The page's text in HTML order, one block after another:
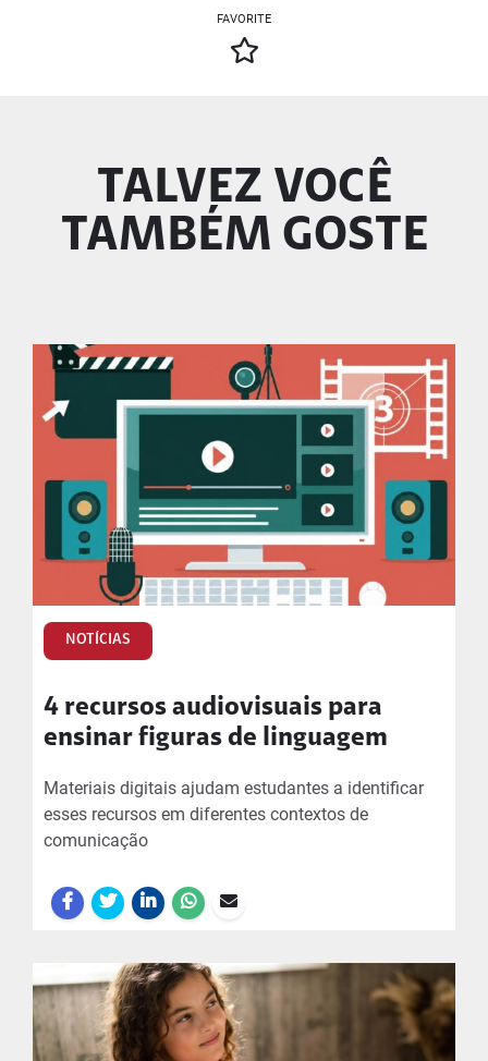
FAVORITE
TALVEZ VOCÊ
TAMBÉM GOSTE
NOTÍCIAS
4 recursos audiovisuais para
ensinar figuras de linguagem
Materiais digitais ajudam estudantes a identificar
esses recursos em diferentes contextos de
comunicação